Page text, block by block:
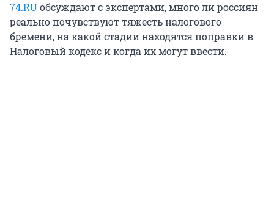
74.RUобсуждают с экспертами, много ли россиян
реально почувствуют тяжесть налогового
бремени, на какой стадии находятся поправки в
Налоговый кодекс и когда их могут ввести.